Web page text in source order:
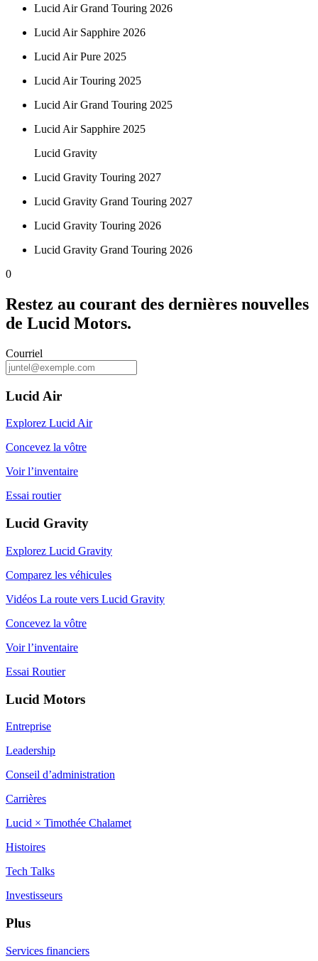
Lucid Air Grand Touring 2026
Lucid Air Sapphire 2026
Lucid Air Pure 2025
Lucid Air Touring 2025
Lucid Air Grand Touring 2025
Lucid Air Sapphire 2025
Lucid Gravity
Lucid Gravity Touring 2027
Lucid Gravity Grand Touring 2027
Lucid Gravity Touring 2026
Lucid Gravity Grand Touring 2026
0
Restez au courant des dernières nouvelles
de Lucid Motors.
Courriel
Lucid Air
Explorez Lucid Air
Concevez la vôtre
Voir l’inventaire
Essai routier
Lucid Gravity
Explorez Lucid Gravity
Comparez les véhicules
Vidéos La route vers Lucid Gravity
Concevez la vôtre
Voir l’inventaire
Essai Routier
Lucid Motors
Entreprise
Leadership
Conseil d’administration
Carrières
Lucid × Timothée Chalamet
Histoires
Tech Talks
Investisseurs
Plus
Services financiers